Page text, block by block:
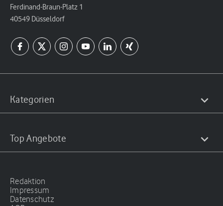
Ferdinand-Braun-Platz 1
40549 Düsseldorf
Kategorien
Top Angebote
Redaktion
Impressum
Datenschutz